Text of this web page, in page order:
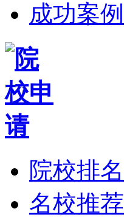
成功案例
院校排名
名校推荐